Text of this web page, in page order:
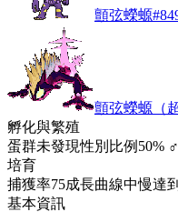
顫弦蠑螈#
顫弦蠑螈（
孵化與繁殖
蛋群未發現性別比例 50%
培育
捕獲率75成長曲線中慢達
基本資訊